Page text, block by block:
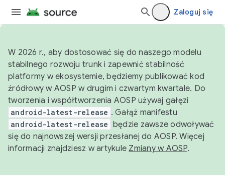
Zaloguj się
W 2026 r., aby dostosować się do naszego modelu
stabilnego rozwoju trunk i zapewnić stabilność
platformy w ekosystemie, będziemy publikować kod
źródłowy w AOSP w drugim i czwartym kwartale. Do
tworzenia i współtworzenia AOSP używaj gałęzi
android-latest-release . Gałąź manifestu
android-latest-release będzie zawsze odwoływać
się do najnowszej wersji przesłanej do AOSP. Więcej
informacji znajdziesz w artykule Zmiany w AOSP.